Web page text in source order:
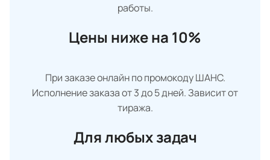
работы.
Цены ниже на 10%
При заказе онлайн по промокоду ШАНС.
Исполнение заказа от 3 до 5 дней. Зависит от
тиража.
Для любых задач